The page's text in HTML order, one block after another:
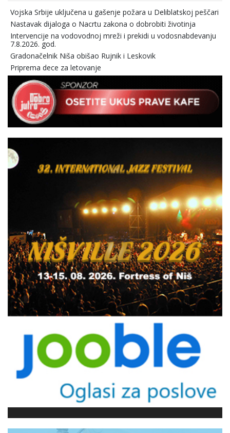
Vojska Srbije uključena u gašenje požara u Deliblatskoj peščari
Nastavak dijaloga o Nacrtu zakona o dobrobiti životinja
Intervencije na vodovodnoj mreži i prekidi u vodosnabdevanju
7.8.2026. god.
Gradonačelnik Niša obišao Rujnik i Leskovik
Priprema dece za letovanje